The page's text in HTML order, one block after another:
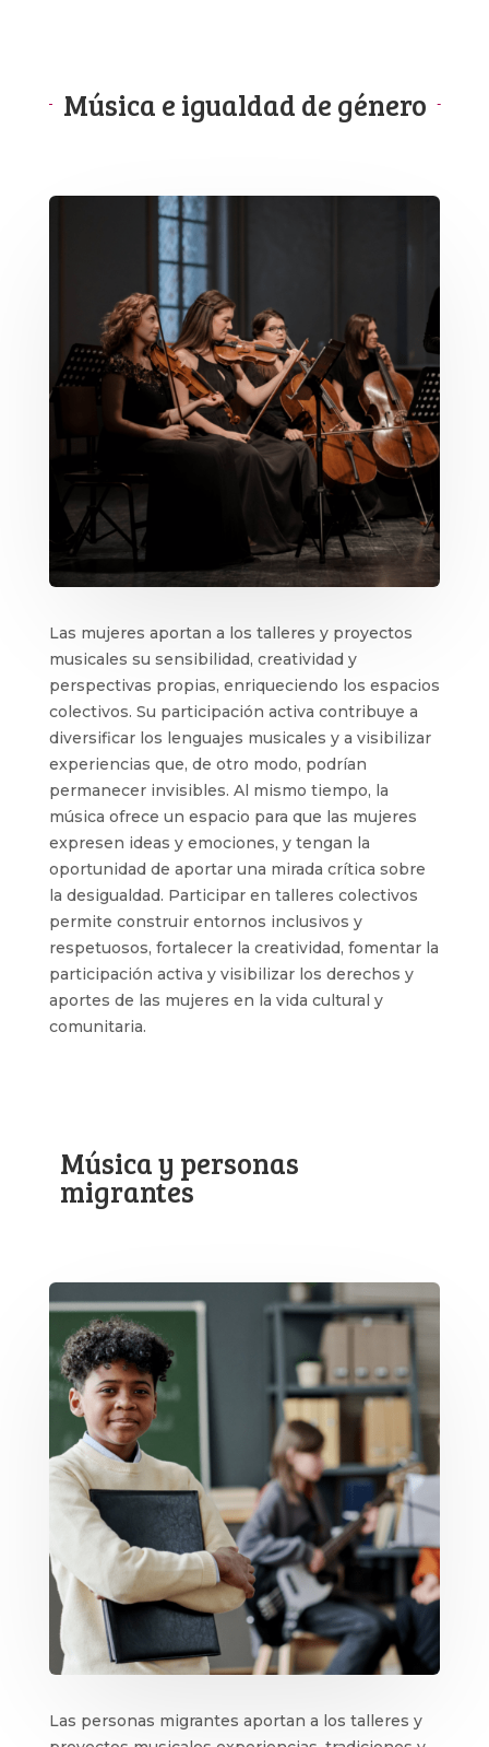
Música e igualdad de género
Las mujeres aportan a los talleres y proyectos
musicales su sensibilidad, creatividad y
perspectivas propias, enriqueciendo los espacios
colectivos. Su participación activa contribuye a
diversificar los lenguajes musicales y a visibilizar
experiencias que, de otro modo, podrían
permanecer invisibles. Al mismo tiempo, la
música ofrece un espacio para que las mujeres
expresen ideas y emociones, y tengan la
oportunidad de aportar una mirada crítica sobre
la desigualdad. Participar en talleres colectivos
permite construir entornos inclusivos y
respetuosos, fortalecer la creatividad, fomentar la
participación activa y visibilizar los derechos y
aportes de las mujeres en la vida cultural y
comunitaria.
Música y personas
migrantes
Las personas migrantes aportan a los talleres y